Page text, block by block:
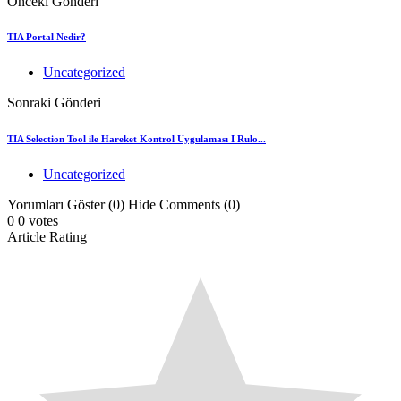
TIA Portal Nedir?
Uncategorized
Sonraki Gönderi
TIA Selection Tool ile Hareket Kontrol Uygulaması I Rulo...
Uncategorized
Yorumları Göster (0) Hide Comments (0)
0 0 votes
Article Rating